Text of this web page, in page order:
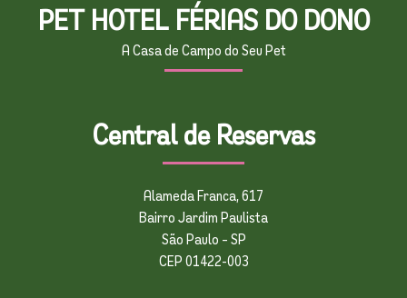
PET HOTEL FÉRIAS DO DONO
A Casa de Campo do Seu Pet
Central de Reservas
Alameda Franca, 617
Bairro Jardim Paulista
São Paulo – SP
CEP 01422-003